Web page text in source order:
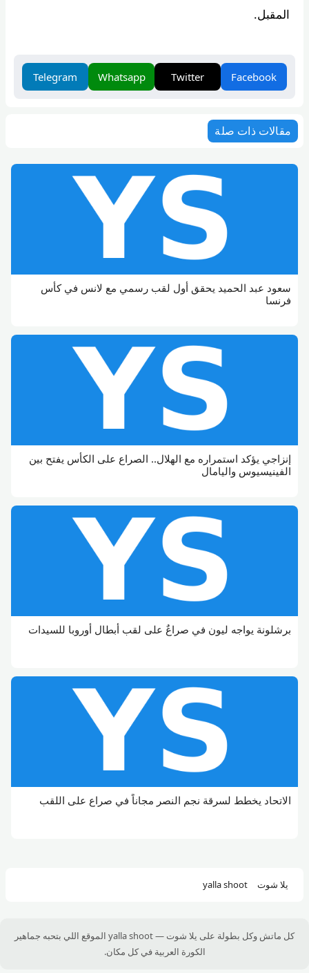
المقبل.
Facebook
Twitter
Whatsapp
Telegram
مقالات ذات صلة
سعود عبد الحميد يحقق أول لقب رسمي مع لانس في كأس
فرنسا
إنزاجي يؤكد استمراره مع الهلال.. الصراع على الكأس يفتح بين
الفينيسيوس واليامال
برشلونة يواجه ليون في صراعٌ على لقب أبطال أوروبا للسيدات
الاتحاد يخطط لسرقة نجم النصر مجاناً في صراع على اللقب
يلا شوت yalla shoot
كل ماتش وكل بطولة على يلا شوت — yalla shoot الموقع اللي بتحبه جماهير
الكورة العربية في كل مكان.